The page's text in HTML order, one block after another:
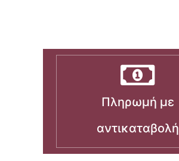
Πληρωμή με
αντικαταβολή